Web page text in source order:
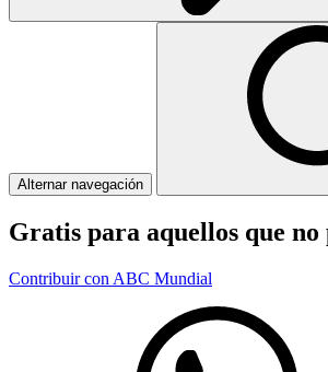
Alternar navegación
Gratis para aquellos que no
Contribuir con ABC Mundial